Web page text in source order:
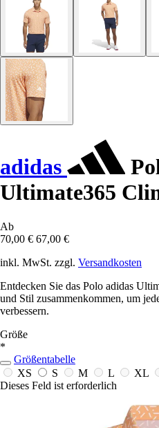
adidas
Ultimate365
Ab
70,00 € 67,00 €
inkl. MwSt. zzgl. Versandkosten
Entdecken Sie das Polo adidas
und Stil zusammenkommen, um
verbessern.
Größe
*
Größentabelle
XS
S M L XL
Dieses Feld ist erforderlich